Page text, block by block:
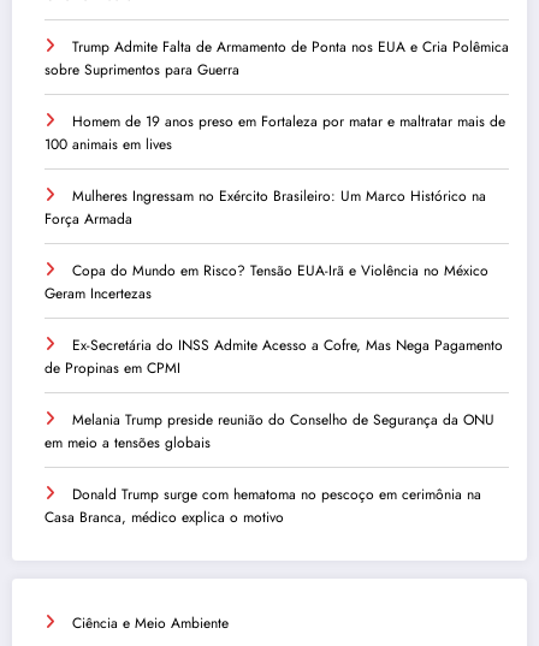
Trump Admite Falta de Armamento de Ponta nos EUA e Cria Polêmica
sobre Suprimentos para Guerra
Homem de 19 anos preso em Fortaleza por matar e maltratar mais de
100 animais em lives
Mulheres Ingressam no Exército Brasileiro: Um Marco Histórico na
Força Armada
Copa do Mundo em Risco? Tensão EUA-Irã e Violência no México
Geram Incertezas
Ex-Secretária do INSS Admite Acesso a Cofre, Mas Nega Pagamento
de Propinas em CPMI
Melania Trump preside reunião do Conselho de Segurança da ONU
em meio a tensões globais
Donald Trump surge com hematoma no pescoço em cerimônia na
Casa Branca, médico explica o motivo
Ciência e Meio Ambiente